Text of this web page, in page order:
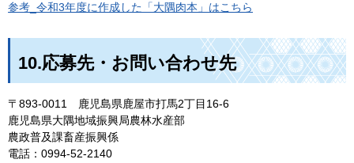
参考_令和3年度に作成した「大隅肉本」はこちら
10.応募先・お問い合わせ先
〒893-0011 鹿児島県鹿屋市打馬2丁目16-6
鹿児島県大隅地域振興局農林水産部
農政普及課畜産振興係
電話：0994-52-2140